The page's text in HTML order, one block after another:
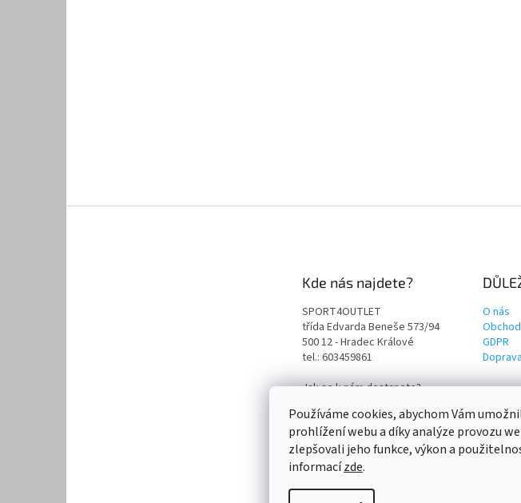
Používáme cookies, abychom Vám
prohlížení webu a díky analýze provozu
zlepšovali jeho funkce, výkon a
informacízde.
Kde nás najdete?
SPORT4OUTLET
třída Edvarda Beneše 573/94
500 12 - Hradec Králové
tel.: 603459861
Jak se k nám dostanete?
O nás
GDPR